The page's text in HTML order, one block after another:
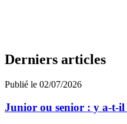
Derniers articles
Publié le 02/07/2026
Junior ou senior : y a-t-il